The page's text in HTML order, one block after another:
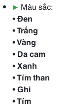
▶ Màu sắc:
• Đen
• Trắng
• Vàng
• Da cam
• Xanh
• Tím than
• Ghi
• Tím